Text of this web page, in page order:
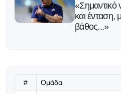
«Σημαντικό
και ένταση,
βάθος...»
# Ομάδα